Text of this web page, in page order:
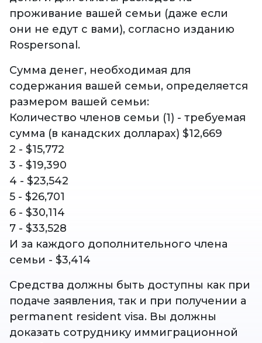
проживание вашей семьи (даже если
они не едут с вами), согласно изданию
Rospersonal.
Сумма денег, необходимая для
содержания вашей семьи, определяется
размером вашей семьи:
Количество членов семьи (1) - требуемая
сумма (в канадских долларах) $12,669
2 - $15,772
3 - $19,390
4 - $23,542
5 - $26,701
6 - $30,114
7 - $33,528
И за каждого дополнительного члена
семьи - $3,414
Средства должны быть доступны как при
подаче заявления, так и при получении a
permanent resident visa. Вы должны
доказать сотруднику иммиграционной